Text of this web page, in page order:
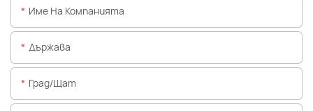
Име На Компанията
Държава
Град/щат